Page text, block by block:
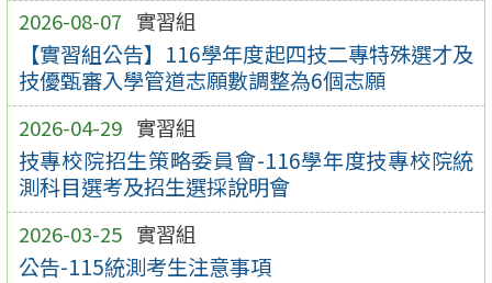
2026-08-07 實習組
【實習組公告】116學年度起四技二專特殊選才及
技優甄審入學管道志願數調整為6個志願
2026-04-29 實習組
技專校院招生策略委員會-116學年度技專校院統
測科目選考及招生選採說明會
2026-03-25 實習組
公告-115統測考生注意事項